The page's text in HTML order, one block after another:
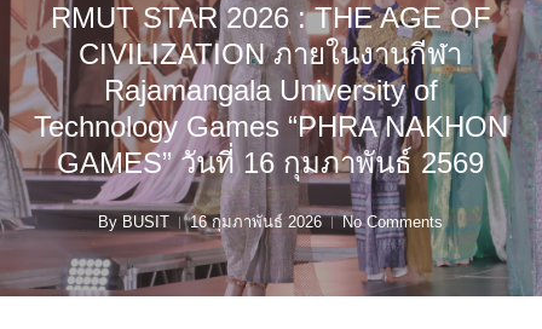
RMUT STAR 2026 : THE AGE OF
CIVILIZATION ภายในงานกีฬา
Rajamangala University of
Technology Games “PHRA NAKHON
GAMES” วันที่ 16 กุมภาพันธ์ 2569
By BUSIT 16 กุมภาพันธ์ 2026 No Comments